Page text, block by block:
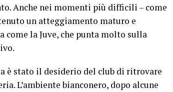
Anche nei momenti più difficili – come
un atteggiamento maturo e
come la Juve, che punta molto sulla
è stato il desiderio del club di ritrovare
L’ambiente bianconero, dopo alcune